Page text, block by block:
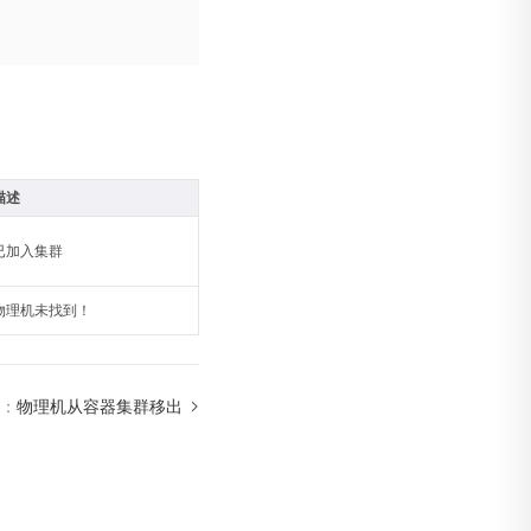
述
加入集群
理机未找到！
物理机从容器集群移出